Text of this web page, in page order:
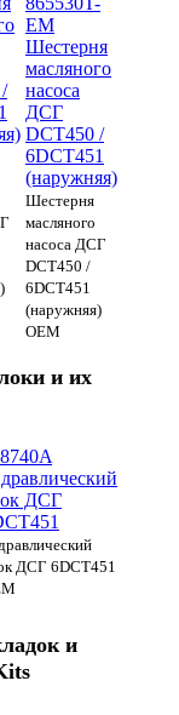
EM
Шестерня
масляного
насоса
ДСГ
DCT450 /
6DCT451
(наружняя)
Шестерня
масляного
насоса ДСГ
DCT450 /
6DCT451
(наружняя)
OEM
и их
ДСГ
ДСГ 6DCT451
и